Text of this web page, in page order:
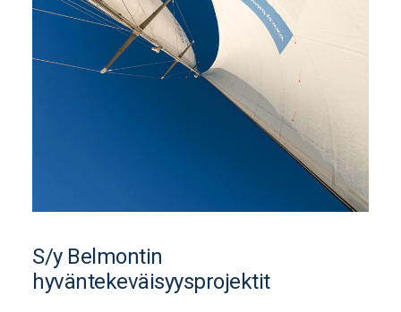
S/y Belmontin
hyväntekeväisyysprojektit